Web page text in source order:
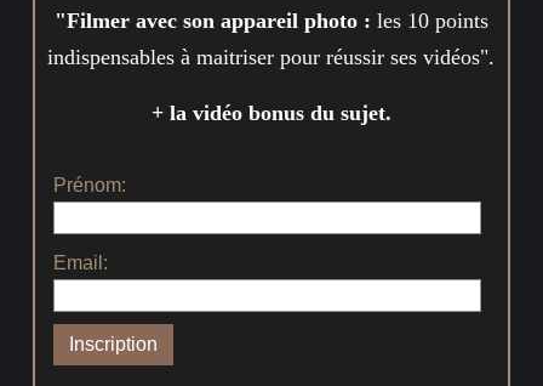
"Filmer avec son appareil photo : les 10 points
indispensables à maitriser pour réussir ses vidéos".
+ la vidéo bonus du sujet.
Prénom:
Email: